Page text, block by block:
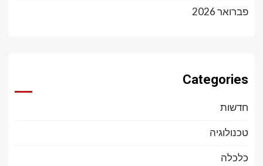
פברואר 2026
Categories
חדשות
טכנולוגיה
כלכלה